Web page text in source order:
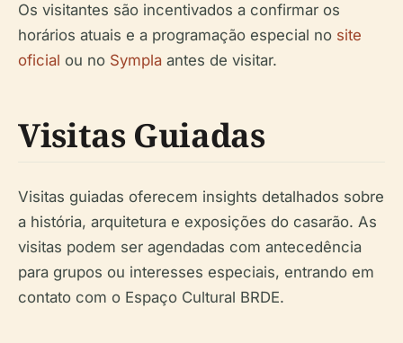
Os visitantes são incentivados a confirmar os
horários atuais e a programação especial no site
oficial ou no Sympla antes de visitar.
Visitas Guiadas
Visitas guiadas oferecem insights detalhados sobre
a história, arquitetura e exposições do casarão. As
visitas podem ser agendadas com antecedência
para grupos ou interesses especiais, entrando em
contato com o Espaço Cultural BRDE.